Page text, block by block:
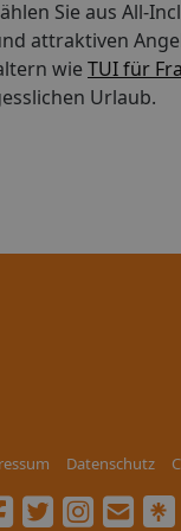
Sie aus All-
attraktiven
wie TUI für
Urlaub.
Datenschutz